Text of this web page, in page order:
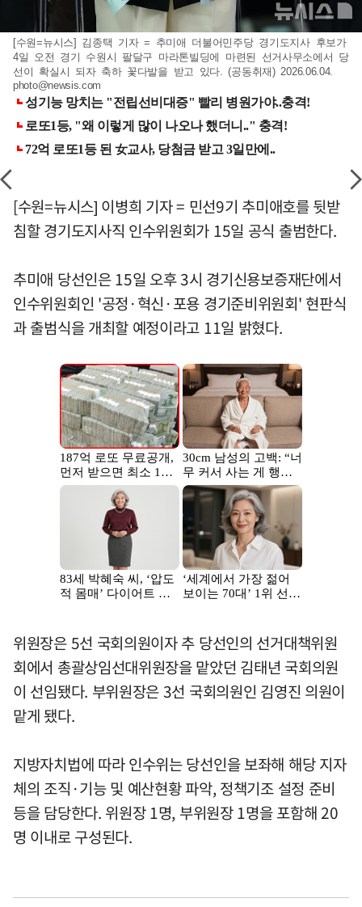
[수원=뉴시스] 김종택 기자 = 추미애 더불어민주당 경기도지사 후보가
4일 오전 경기 수원시 팔달구 마라톤빌딩에 마련된 선거사무소에서 당
선이 확실시 되자 축하 꽃다발을 받고 있다. (공동취재) 2026.06.04.
photo@newsis.com
[수원=뉴시스] 이병희 기자 = 민선9기 추미애호를 뒷받
침할 경기도지사직 인수위원회가 15일 공식 출범한다.
추미애 당선인은 15일 오후 3시 경기신용보증재단에서
인수위원회인 '공정·혁신·포용 경기준비위원회' 현판식
과 출범식을 개최할 예정이라고 11일 밝혔다.
위원장은 5선 국회의원이자 추 당선인의 선거대책위원
회에서 총괄상임선대위원장을 맡았던 김태년 국회의원
이 선임됐다. 부위원장은 3선 국회의원인 김영진 의원이
맡게 됐다.
지방자치법에 따라 인수위는 당선인을 보좌해 해당 지자
체의 조직·기능 및 예산현황 파악, 정책기조 설정 준비
등을 담당한다. 위원장 1명, 부위원장 1명을 포함해 20
명 이내로 구성된다.